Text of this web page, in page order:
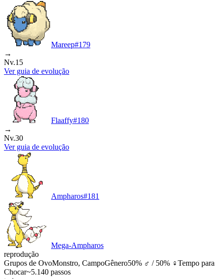
Mareep#179
→
Nv.15
Ver guia de evolução
Flaaffy#180
→
Nv.30
Ver guia de evolução
Ampharos#181
Mega-Ampharos
reprodução
Grupos de OvoMonstro, CampoGênero50% ♂ / 50% ♀Tempo para
Chocar~5.140 passos